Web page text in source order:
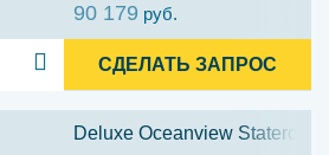
90 179 руб.
СДЕЛАТЬ ЗАПРОС
Deluxe Oceanview